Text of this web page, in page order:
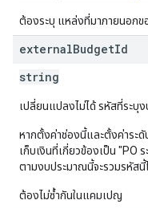
ต้องระบุ แหล่งที่มาภายนอกข
externalBudgetId
string
เปลี่ยนแปลงไม่ได้ รหัสที่ระบุ
หากตั้งค่าช่องนี้และตั้งค่าระดั
เก็บเงินที่เกี่ยวข้องเป็น
ตามงบประมาณนี้จะรวมรหัสนี้
ต้องไม่ซ้ำกันในแคมเปญ